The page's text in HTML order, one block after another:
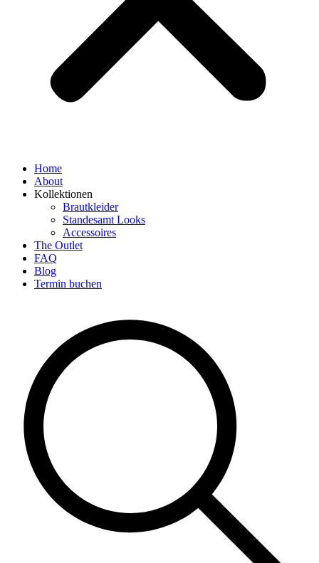
Home
About
Kollektionen
Brautkleider
Standesamt Looks
Accessoires
The Outlet
FAQ
Blog
Termin buchen